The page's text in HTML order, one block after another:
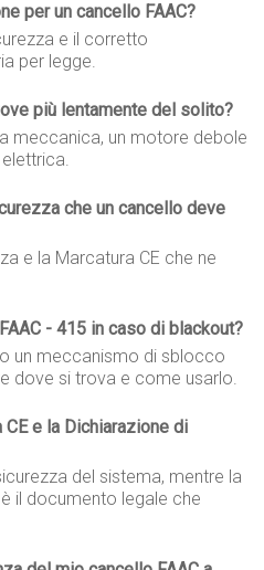
per un cancello FAAC?
e il corretto
per legge.
più lentamente del solito?
meccanica, un motore debole
che un cancello deve
e la Marcatura CE che ne
- 415 in caso di blackout?
un meccanismo di sblocco
dove si trova e come usarlo.
e la Dichiarazione di
del sistema, mentre la
il documento legale che